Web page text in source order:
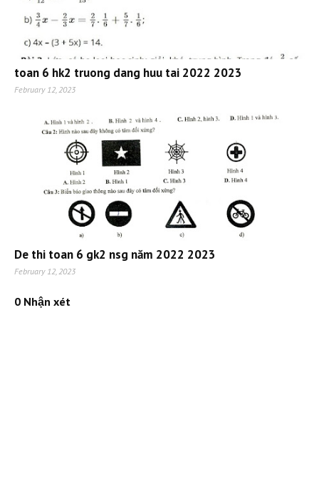
toan 6 hk2 truong dang huu tai 2022 2023
February 12, 2023
De thi toan 6 gk2 nsg năm 2022 2023
February 12, 2023
0 Nhận xét